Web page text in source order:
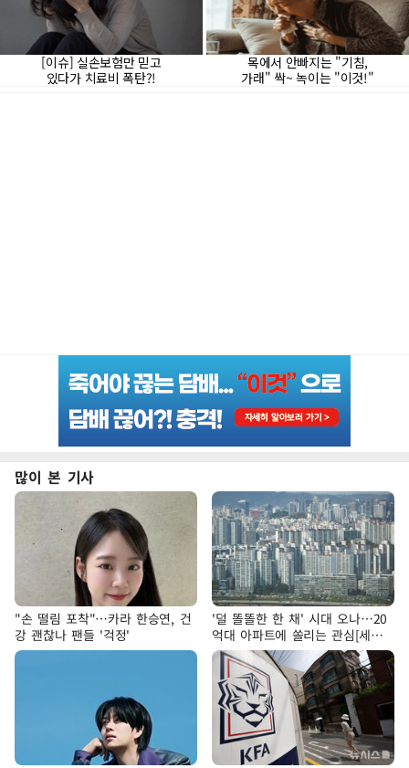
많이 본 기사
"손 떨림 포착"…카라 한승연, 건
강 괜찮나 팬들 '걱정'
'덜 똘똘한 한 채' 시대 오나…20
억대 아파트에 쏠리는 관심[세제
개편, 그 이후②]